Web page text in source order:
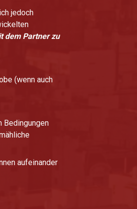
jedoch
dem Partner zu
(wenn auch
Bedingungen
aufeinander